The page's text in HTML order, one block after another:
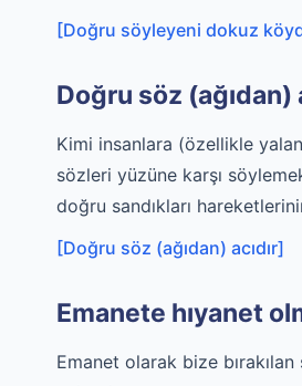
[Doğru söyleyeni dokuz
Doğru söz (ağıdan)
Kimi insanlara (özellikle
sözleri yüzüne karşı
doğru sandıkları
[Doğru söz (ağıdan) acıdır]
Emanete hıyanet
Emanet olarak bize